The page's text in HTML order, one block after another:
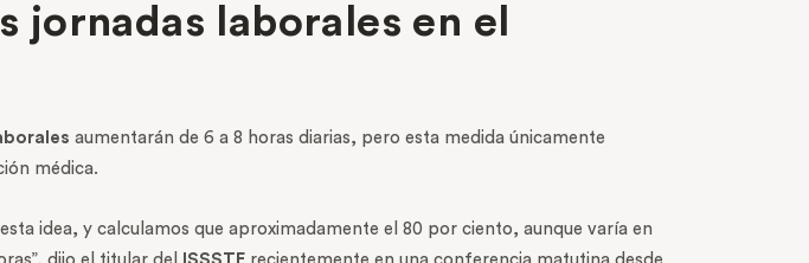
jornadas laborales en el
aumentarán de 6 a 8 horas diarias, pero esta medida únicamente
médica.
idea, y calculamos que aproximadamente el 80 por ciento, aunque varía en